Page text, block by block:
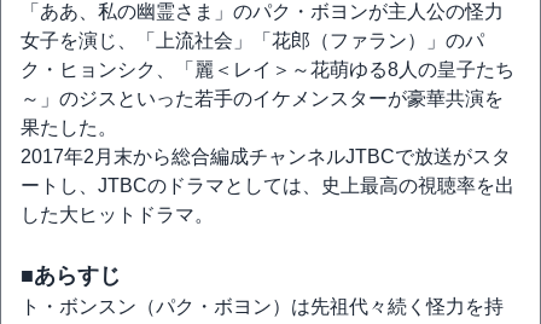
「ああ、私の幽霊さま」のパク・ボヨンが主人公の怪力
女子を演じ、「上流社会」「花郎（ファラン）」のパ
ク・ヒョンシク、「麗＜レイ＞～花萌ゆる8人の皇子たち
～」のジスといった若手のイケメンスターが豪華共演を
果たした。
2017年2月末から総合編成チャンネルJTBCで放送がスタ
ートし、JTBCのドラマとしては、史上最高の視聴率を出
した大ヒットドラマ。
■あらすじ
ト・ボンスン（パク・ボヨン）は先祖代々続く怪力を持